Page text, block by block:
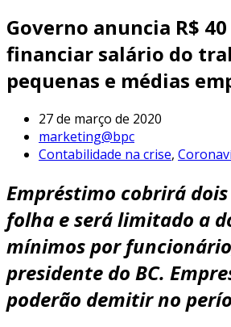
Governo anuncia R$
financiar salário do
pequenas e médias
27 de março de 2020
marketing@bpc
Contabilidade na crise,
Empréstimo cobrirá dois
folha e será limitado a
mínimos por
presidente do BC.
poderão demitir no